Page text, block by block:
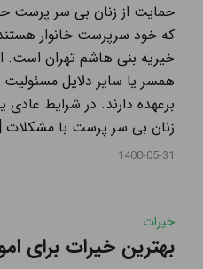
حمایت از زنان بی سر پرست
که خود سرپرست خانوار
خیریه بنی هاشم تهران است.
همسر یا سایر دلایل مسئولیت
برعهده دارند. در شرایط
زنان بی سر پرست با مشکلات
1400-05-31
خیرات
بهترین خیرات برای